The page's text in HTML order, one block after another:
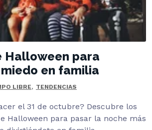
Halloween para
en familia
LIBRE, TENDENCIAS
el 31 de octubre? Descubre los
Halloween para pasar la noche más